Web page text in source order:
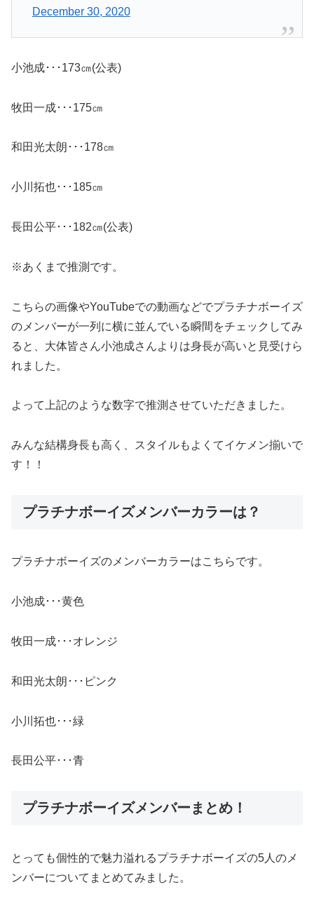
December 30, 2020
小池成･･･173㎝(公表)
牧田一成･･･175㎝
和田光太朗･･･178㎝
小川拓也･･･185㎝
長田公平･･･182㎝(公表)
※あくまで推測です。
こちらの画像やYouTubeでの動画などでプラチナボーイズ
のメンバーが一列に横に並んでいる瞬間をチェックしてみ
ると、大体皆さん小池成さんよりは身長が高いと見受けら
れました。
よって上記のような数字で推測させていただきました。
みんな結構身長も高く、スタイルもよくてイケメン揃いで
す！！
プラチナボーイズメンバーカラーは？
プラチナボーイズのメンバーカラーはこちらです。
小池成･･･黄色
牧田一成･･･オレンジ
和田光太朗･･･ピンク
小川拓也･･･緑
長田公平･･･青
プラチナボーイズメンバーまとめ！
とっても個性的で魅力溢れるプラチナボーイズの5人のメ
ンバーについてまとめてみました。